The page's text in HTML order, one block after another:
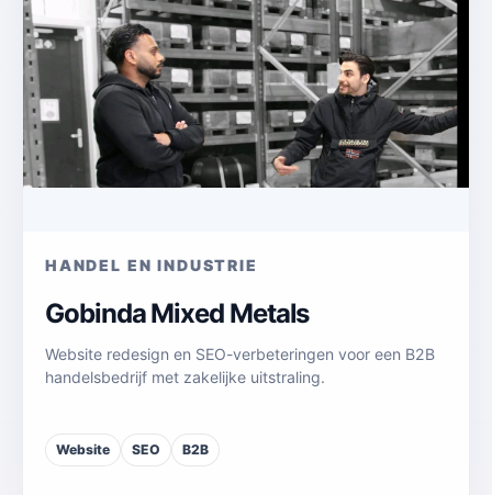
HANDEL EN INDUSTRIE
Gobinda Mixed Metals
Website redesign en SEO-verbeteringen voor een B2B
handelsbedrijf met zakelijke uitstraling.
Website SEO B2B